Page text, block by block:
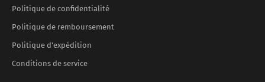
Politique de confidentialité
Politique de remboursement
Politique d'expédition
Conditions de service